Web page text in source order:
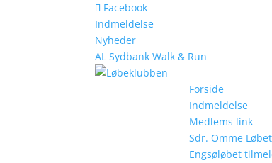
Facebook
Indmeldelse
Nyheder
AL Sydbank Walk & Run
Forside
Indmeldelse
Medlems link
Sdr. Omme
Engsøløbet